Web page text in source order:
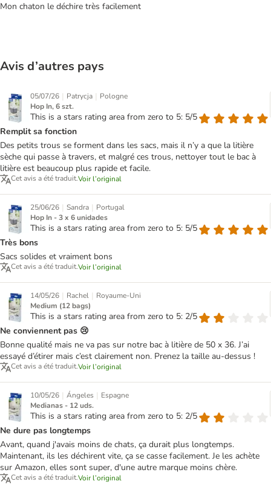
Mon chaton le déchire très facilement
Avis d’autres pays
05/07/26 | Patrycja | Pologne
Hop In, 6 szt.
This is a stars rating area from zero to 5: 5/5
Remplit sa fonction
Des petits trous se forment dans les sacs, mais il n’y a que la litière
sèche qui passe à travers, et malgré ces trous, nettoyer tout le bac à
litière est beaucoup plus rapide et facile.
Cet avis a été traduit.Voir l’original
25/06/26 | Sandra | Portugal
Hop In - 3 x 6 unidades
This is a stars rating area from zero to 5: 5/5
Très bons
Sacs solides et vraiment bons
Cet avis a été traduit.Voir l’original
14/05/26 | Rachel | Royaume-Uni
Medium (12 bags)
This is a stars rating area from zero to 5: 2/5
Ne conviennent pas 😢
Bonne qualité mais ne va pas sur notre bac à litière de 50 x 36. J’ai
essayé d’étirer mais c’est clairement non. Prenez la taille au-dessus !
Cet avis a été traduit.Voir l’original
10/05/26 | Ángeles | Espagne
Medianas - 12 uds.
This is a stars rating area from zero to 5: 2/5
Ne dure pas longtemps
Avant, quand j'avais moins de chats, ça durait plus longtemps.
Maintenant, ils les déchirent vite, ça se casse facilement. Je les achète
sur Amazon, elles sont super, d'une autre marque moins chère.
Cet avis a été traduit.Voir l’original